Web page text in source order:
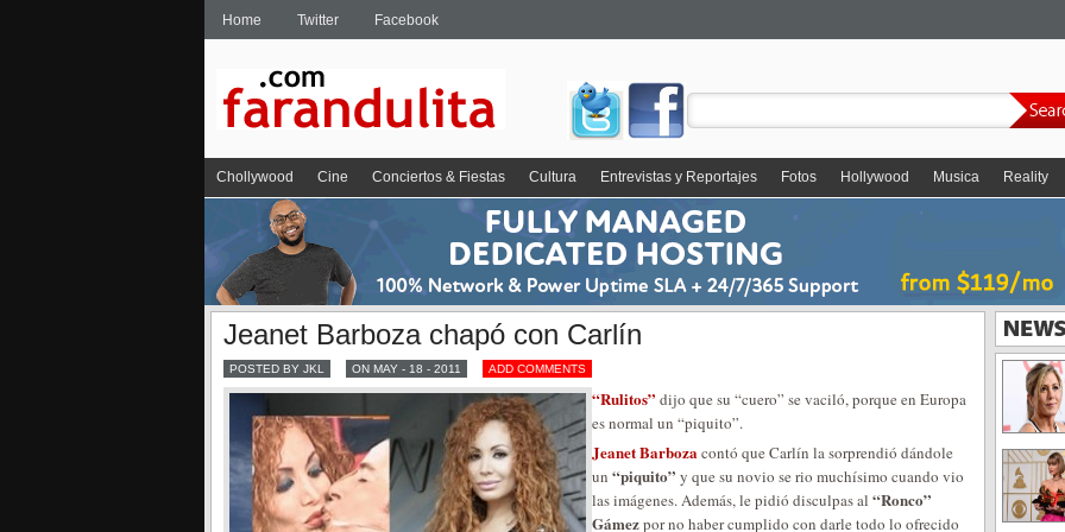
Home Twitter Facebook
Chollywood Cine Conciertos & Fiestas Cultura Entrevistas y Reportajes Fotos Hollywood Musica Reality
Jeanet Barboza chapó con Carlín
POSTED BY JKL ON MAY - 18 - 2011 ADD COMMENTS
“Rulitos” dijo que su “cuero” se vaciló, porque en Europa
es normal un “piquito”.
Jeanet Barbozacontó que Carlín la sorprendió dándole
un “piquito” y que su novio se rio muchísimo cuando vio
las imágenes. Además, le pidió disculpas al “Ronco”
Gámezpor no haber cumplido con darle todo lo ofrecido